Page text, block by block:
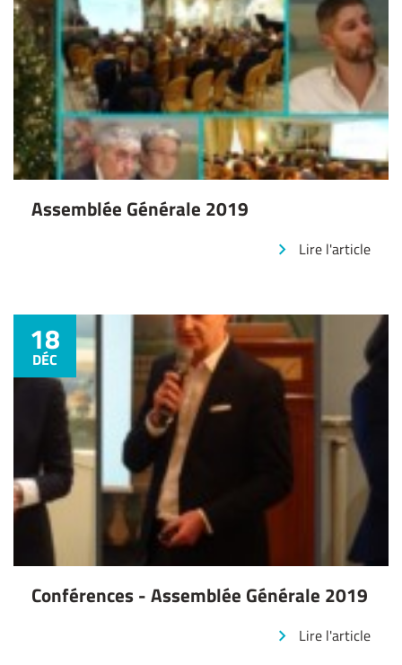
Assemblée Générale 2019
Lire l'article
18
DÉC
Conférences - Assemblée Générale 2019
Lire l'article